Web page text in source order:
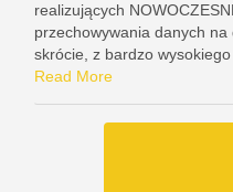
realizujących
przechowywania danych
skrócie, z bardzo
z wtopionymi
Read More